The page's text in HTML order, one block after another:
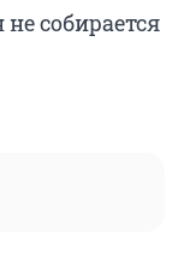
собирается